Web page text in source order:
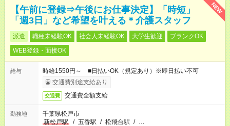
NEW
【午前に登録⇒午後にお仕事決定】「時短」
「週3日」など希望を叶える＊介護スタッフ
派遣 職種未経験OK 社会人未経験OK 大学生歓迎
ブランクOK
WEB登録・面接OK
給与
時給1550円～ ■日払いOK（規定あり）※即日払い不可
交通費別途支給あり
交通費 交通費全額支給
勤務地
千葉県松戸市
新松戸駅
/ 五香駅 / 松飛台駅 / …